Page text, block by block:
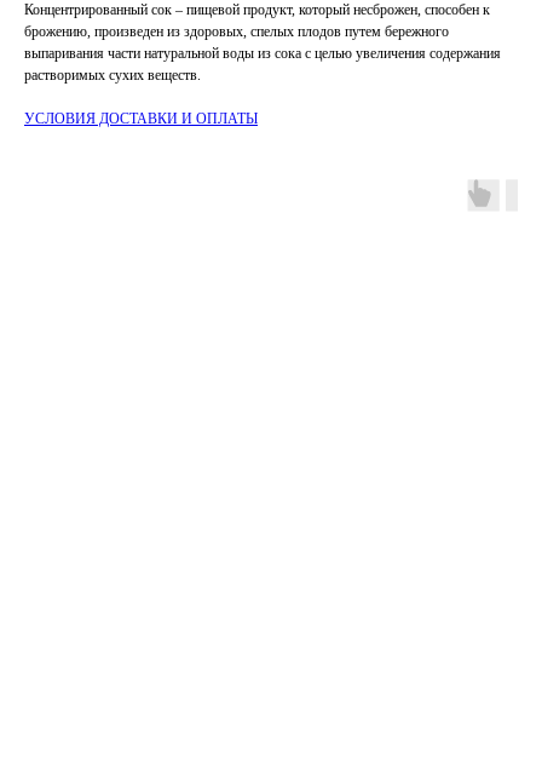
Концентрированный сок – пищевой продукт, который несброжен, способен к
брожению, произведен из здоровых, спелых плодов путем бережного
выпаривания части натуральной воды из сока с целью увеличения содержания
растворимых сухих веществ.
УСЛОВИЯ ДОСТАВКИ И ОПЛАТЫ